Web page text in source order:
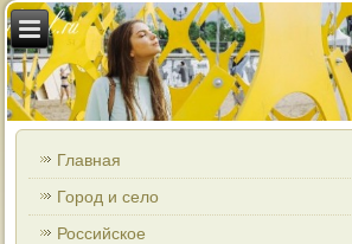
Главная
Город и село
Российское